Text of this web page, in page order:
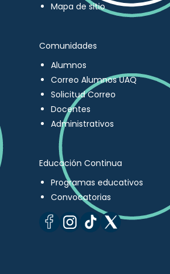
Mapa de sitio
Comunidades
Alumnos
Correo Alumnos UAQ
Solicitud Correo
Docentes
Administrativos
Educación Continua
Programas educativos
Convocatorias